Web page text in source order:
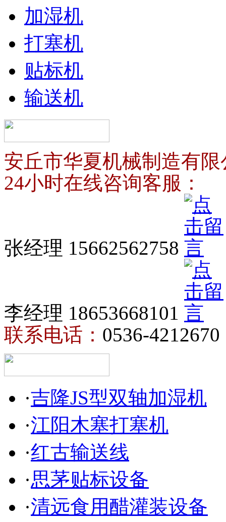
加湿机
打塞机
贴标机
输送机
安丘市华夏机械制造有限
24小时在线咨询客服：
张经理 15662562758
李经理 18653668101
联系电话： 0536-4212670
·吉隆JS型双轴加湿机
·江阳木塞打塞机
·红古输送线
·思茅贴标设备
·清远食用醋灌装设备